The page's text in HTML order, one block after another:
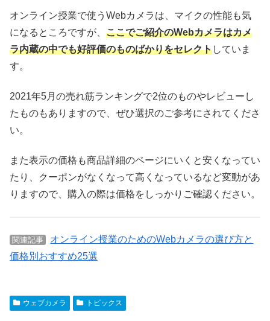
オンライン授業で使うWebカメラは、マイクの性能も気
になるところですが、 ここでご紹介のWebカメラはカメ
ラ内蔵の中でも好評価のものばかりをセレクトしていま
す。
2021年5月の売れ筋ランキングで2位のものやレビューし
たものもありますので、ぜひ選択のご参考にされてくださ
い。
また表示の価格も商品詳細のページにいくと安くなってい
たり、クーポンがなくなって高くなっているなど変動があ
りますので、購入の際は価格をしっかりご確認ください。
関連記事
オンライン授業のためのWebカメラの選び方と
価格別おすすめ25選
ウェブカメラ トピックス